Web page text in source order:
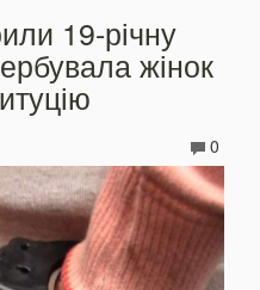
19-річну
жінок
0